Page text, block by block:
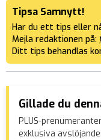
Tipsa Samnytt!
Har du ett tips eller
Mejla redaktionen på:
Ditt tips behandlas
Gillade du
PLUS-
exklusiva